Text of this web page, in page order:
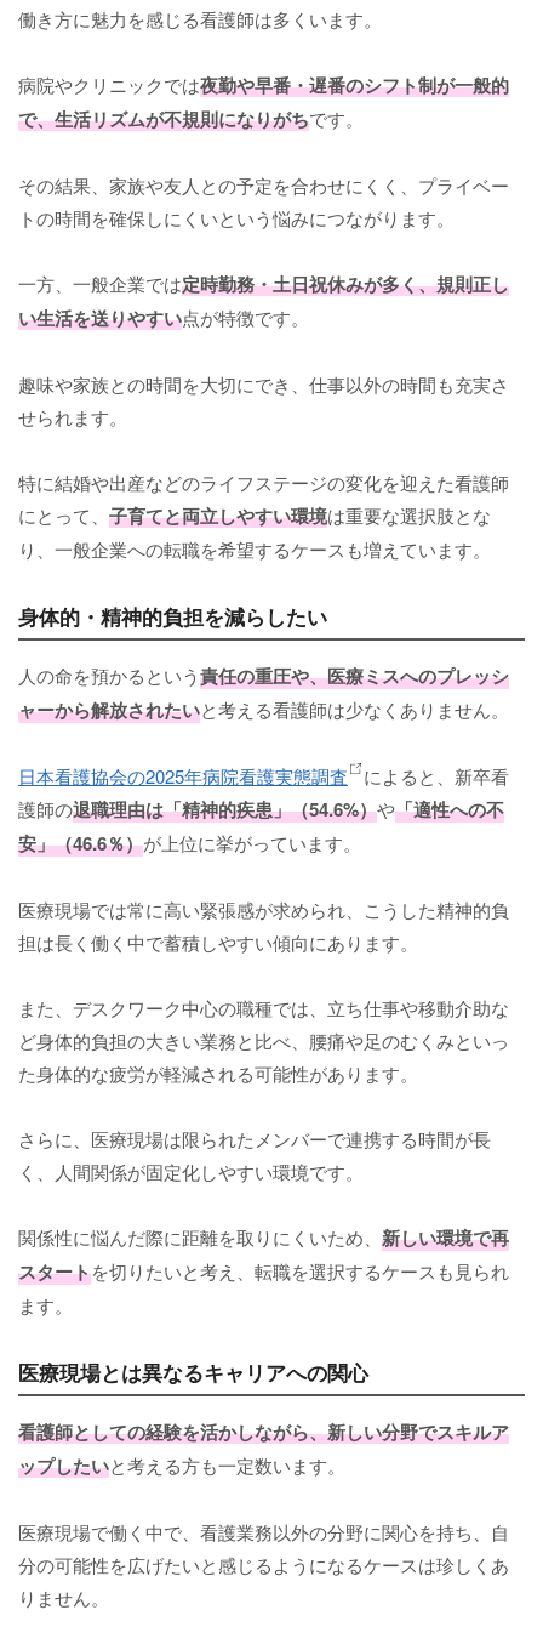
働き方に魅力を感じる看護師は多くいます。
病院やクリニックでは夜勤や早番・遅番のシフト制が一般的
で、生活リズムが不規則になりがちです。
その結果、家族や友人との予定を合わせにくく、プライベー
トの時間を確保しにくいという悩みにつながります。
一方、一般企業では定時勤務・土日祝休みが多く、規則正し
い生活を送りやすい点が特徴です。
趣味や家族との時間を大切にでき、仕事以外の時間も充実さ
せられます。
特に結婚や出産などのライフステージの変化を迎えた看護師
にとって、 子育てと両立しやすい環境は重要な選択肢とな
り、一般企業への転職を希望するケースも増えています。
身体的・精神的負担を減らしたい
人の命を預かるという責任の重圧や、医療ミスへのプレッシ
ャーから解放されたいと考える看護師は少なくありません。
日本看護協会の2025年病院看護実態調査
によると、新卒看
護師の退職理由は「精神的疾患」（54.6%）や「適性への不
安」（46.6％）が上位に挙がっています。
医療現場では常に高い緊張感が求められ、こうした精神的負
担は長く働く中で蓄積しやすい傾向にあります。
また、デスクワーク中心の職種では、立ち仕事や移動介助な
ど身体的負担の大きい業務と比べ、腰痛や足のむくみといっ
た身体的な疲労が軽減される可能性があります。
さらに、医療現場は限られたメンバーで連携する時間が長
く、人間関係が固定化しやすい環境です。
関係性に悩んだ際に距離を取りにくいため、 新しい環境で再
スタートを切りたいと考え、転職を選択するケースも見られ
ます。
医療現場とは異なるキャリアへの関心
看護師としての経験を活かしながら、新しい分野でスキルア
ップしたいと考える方も一定数います。
医療現場で働く中で、看護業務以外の分野に関心を持ち、自
分の可能性を広げたいと感じるようになるケースは珍しくあ
りません。